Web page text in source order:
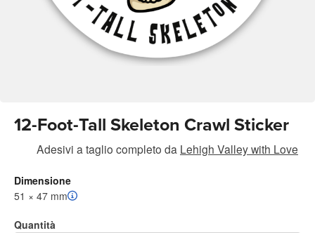
12-Foot-Tall Skeleton Crawl Sticker
Adesivi a taglio completo da Lehigh Valley with Love
Dimensione
51 × 47 mm
Quantità